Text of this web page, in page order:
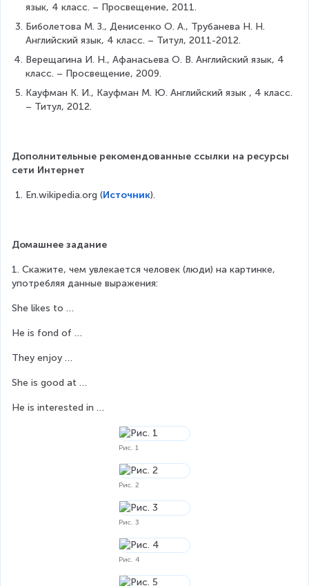
язык, 4 класс. – Просвещение, 2011.
Биболетова М. З., Денисенко О. А., Трубанева Н. Н.
Английский язык, 4 класс. – Титул, 2011-2012.
Верещагина И. Н., Афанасьева О. В. Английский язык, 4
класс. – Просвещение, 2009.
Кауфман К. И., Кауфман М. Ю. Английский язык , 4 класс.
– Титул, 2012.
Дополнительные рекомендованные ссылки на ресурсы
сети Интернет
En.wikipedia.org (Источник).
Домашнее задание
1. Скажите, чем увлекается человек (люди) на картинке,
употребляя данные выражения:
She likes to …
He is fond of …
They enjoy …
She is good at …
He is interested in …
Рис. 1
Рис. 2
Рис. 3
Рис. 4